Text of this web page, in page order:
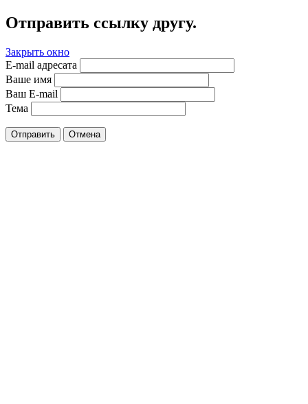
Отправить ссылку другу.
Закрыть окно
E-mail адресата
Ваше имя
Ваш E-mail
Тема
Отправить Отмена